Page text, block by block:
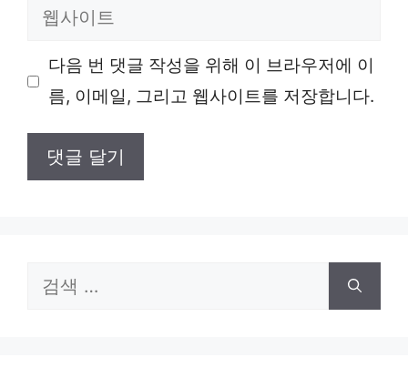
일
웹
이 다음 번 댓글 작성을 위해 이 브라우저에 이
름, 이메일, 그리고 웹사이트를 저장합니다.
검